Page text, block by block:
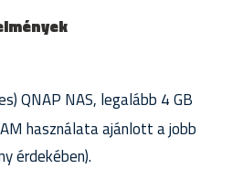
QNAP NAS, legalább 4 GB
használata ajánlott a jobb
érdekében).